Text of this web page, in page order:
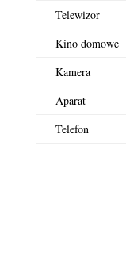
Telewizor
Kino domowe
Kamera
Aparat
Telefon